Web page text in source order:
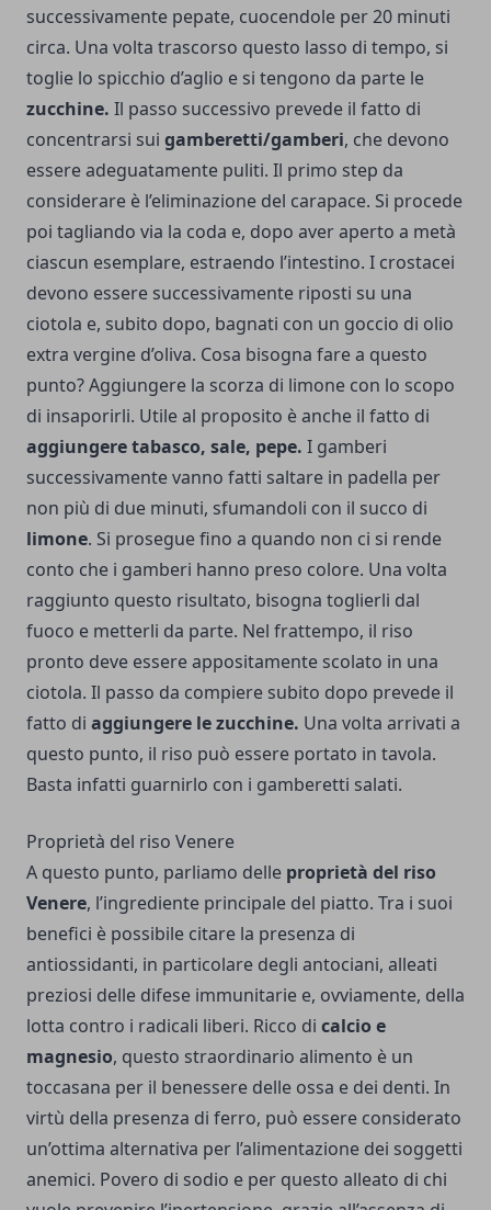
successivamente pepate, cuocendole per 20 minuti
circa. Una volta trascorso questo lasso di tempo, si
toglie lo spicchio d’aglio e si tengono da parte le
zucchine. Il passo successivo prevede il fatto di
concentrarsi sui gamberetti/gamberi, che devono
essere adeguatamente puliti. Il primo step da
considerare è l’eliminazione del carapace. Si procede
poi tagliando via la coda e, dopo aver aperto a metà
ciascun esemplare, estraendo l’intestino. I crostacei
devono essere successivamente riposti su una
ciotola e, subito dopo, bagnati con un goccio di olio
extra vergine d’oliva. Cosa bisogna fare a questo
punto? Aggiungere la scorza di limone con lo scopo
di insaporirli. Utile al proposito è anche il fatto di
aggiungere tabasco, sale, pepe. I gamberi
successivamente vanno fatti saltare in padella per
non più di due minuti, sfumandoli con il succo di
limone. Si prosegue fino a quando non ci si rende
conto che i gamberi hanno preso colore. Una volta
raggiunto questo risultato, bisogna toglierli dal
fuoco e metterli da parte. Nel frattempo, il riso
pronto deve essere appositamente scolato in una
ciotola. Il passo da compiere subito dopo prevede il
fatto di aggiungere le zucchine. Una volta arrivati a
questo punto, il riso può essere portato in tavola.
Basta infatti guarnirlo con i gamberetti salati.
Proprietà del riso Venere
A questo punto, parliamo delle proprietà del riso
Venere, l’ingrediente principale del piatto. Tra i suoi
benefici è possibile citare la presenza di
antiossidanti, in particolare degli antociani, alleati
preziosi delle difese immunitarie e, ovviamente, della
lotta contro i radicali liberi. Ricco di calcio e
magnesio, questo straordinario alimento è un
toccasana per il benessere delle ossa e dei denti. In
virtù della presenza di ferro, può essere considerato
un’ottima alternativa per l’alimentazione dei soggetti
anemici. Povero di sodio e per questo alleato di chi